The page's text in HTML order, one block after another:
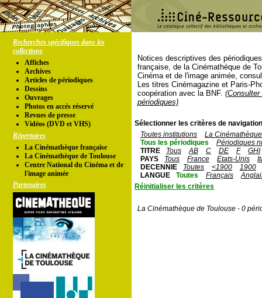
Recherches spécifiques dans les
collections
Affiches
Archives
Articles de périodiques
Dessins
Ouvrages
Photos en accés réservé
Revues de presse
Vidéos (DVD et VHS)
Répertoires
La Cinémathèque française
La Cinémathèque de Toulouse
Centre National du Cinéma et de
l'image animée
Partenaires
Notices descriptives des
française, de la Cinémathèque de
Cinéma et de l'image animée,
Les titres Cinémagazine et Paris-
coopération avec la BNF.
périodiques)
Sélectionner les critères de
Toutes institutions
La
Tous les périodiques
Périodiques
TITRE
Tous AB C DE F
GHI
PAYS
Tous France Etats-Unis
DECENNIE
Toutes <1900
1900
LANGUE
Toutes Français
Réinitialiser les critères
La Cinémathèque de Toulouse - 0